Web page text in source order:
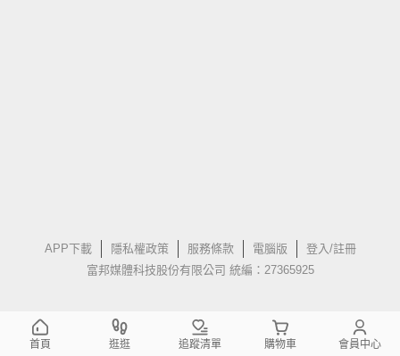
APP下載 隱私權政策 服務條款 電腦版
登入/註冊
富邦媒體科技股份有限公司 統編：27365925
首頁 逛逛 追蹤清單 購物車 會員中心